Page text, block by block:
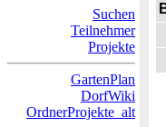
Suchen
Teilnehmer
Projekte
GartenPlan
DorfWiki
OrdnerProjekte_alt